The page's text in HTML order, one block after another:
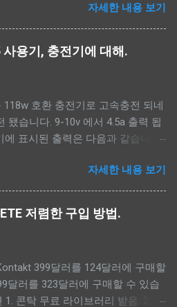
관련 없습니다. -----------------------
- 펌웨어, MTK Driver,
Driver 설치. - scatter 파일 적용.(<
백업. - 샤오신 복구모드로 켜기.
. (SPFlashToolV6.exe) -
<펌웨어 폴더
dtbo_a, dtbo_b 체크해제, 업그레
Auto Reboot 체크 후 Download 버
- 펌웨어 다운로드. -----------
법중에 하나를 선택해 다운로드
lenowow/2024/Idea_Tab_
py/ko/rescue-and-smart-
- HAHAHAHA 입력 - Select your
검색 다운로드 받은 펌웨어 위치.
자세한 내용 보기
용기, 충전기에 대해.
118w 호환 충전기로 고속충전 되네
됐습니다. 9-10v 에서 4.5a 출력 됩
에 표시된 출력은 다음과 같습니다.
샤오신 패드 12.7
기 가격 및 구성 직구 가격: 본체
펜 22,000원 (총 207,000원) 장점 - 품
나서 전체적으로 마감과 외관이 매
는 체감 성 능 차이가 거의 없습니
글화 문제 반글화 처리가 번거롭고,
자세한 내용 보기
저렴한 구입 방법.
399달러를 124달러에 구매할
달러를 323달러에 구매할 수 있습
콘탁 무료 라이브러리 받음. 2.